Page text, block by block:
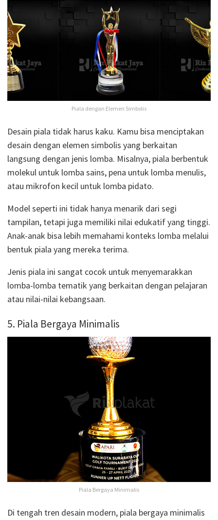
Piala dengan Elemen Simbolis
Desain piala tidak harus kaku. Kamu bisa menciptakan
desain dengan elemen simbolis yang berkaitan
langsung dengan jenis lomba. Misalnya, piala berbentuk
molekul untuk lomba sains, pena untuk lomba menulis,
atau mikrofon kecil untuk lomba pidato.
Model seperti ini tidak hanya menarik dari segi
tampilan, tetapi juga memiliki nilai edukatif yang tinggi.
Anak-anak bisa lebih memahami konteks lomba melalui
bentuk piala yang mereka terima.
Jenis piala ini sangat cocok untuk menyemarakkan
lomba-lomba tematik yang berkaitan dengan pelajaran
atau nilai-nilai kebangsaan.
5. Piala Bergaya Minimalis
Piala Bergaya Minimalis
Di tengah tren desain modern, piala bergaya minimalis